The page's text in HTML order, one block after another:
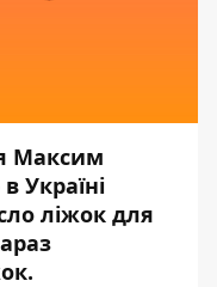
Максим
Україні
ліжок для